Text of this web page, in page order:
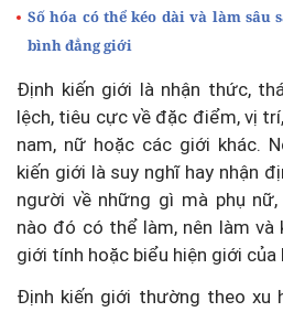
Số hóa có thể kéo dài và làm sâu
bình đẳng giới
Định kiến giới là nhận thức,
lệch, tiêu cực về đặc điểm, vị
nam, nữ hoặc các giới khác.
kiến giới là suy nghĩ hay nhận
người về những gì mà phụ
nào đó có thể làm, nên làm và
giới tính hoặc biểu hiện giới của
Định kiến giới thường theo xu